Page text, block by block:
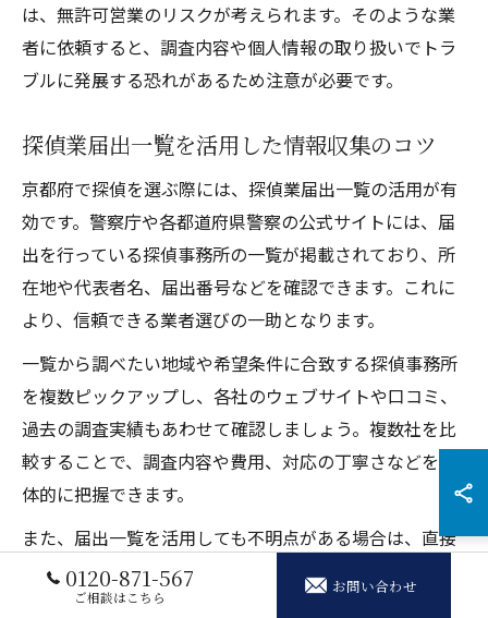
は、無許可営業のリスクが考えられます。そのような業
者に依頼すると、調査内容や個人情報の取り扱いでトラ
ブルに発展する恐れがあるため注意が必要です。
探偵業届出一覧を活用した情報収集のコツ
京都府で探偵を選ぶ際には、探偵業届出一覧の活用が有
効です。警察庁や各都道府県警察の公式サイトには、届
出を行っている探偵事務所の一覧が掲載されており、所
在地や代表者名、届出番号などを確認できます。これに
より、信頼できる業者選びの一助となります。
一覧から調べたい地域や希望条件に合致する探偵事務所
を複数ピックアップし、各社のウェブサイトや口コミ、
過去の調査実績もあわせて確認しましょう。複数社を比
較することで、調査内容や費用、対応の丁寧さなどを具
体的に把握できます。
また、届出一覧を活用しても不明点がある場合は、直接
警察署や行政窓口に問い合わせることも有効です。信頼
性を重視するなら、一覧だけでなく第三者の意見や公的
0120-871-567
ご相談はこちら
お問い合わせ